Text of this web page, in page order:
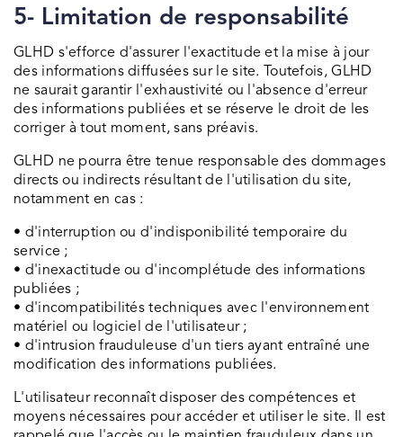
5- Limitation de responsabilité
GLHD s'efforce d'assurer l'exactitude et la mise à jour
des informations diffusées sur le site. Toutefois, GLHD
ne saurait garantir l'exhaustivité ou l'absence d'erreur
des informations publiées et se réserve le droit de les
corriger à tout moment, sans préavis.
GLHD ne pourra être tenue responsable des dommages
directs ou indirects résultant de l'utilisation du site,
notamment en cas :
• d'interruption ou d'indisponibilité temporaire du
service ;
• d'inexactitude ou d'incomplétude des informations
publiées ;
• d'incompatibilités techniques avec l'environnement
matériel ou logiciel de l'utilisateur ;
• d'intrusion frauduleuse d'un tiers ayant entraîné une
modification des informations publiées.
L'utilisateur reconnaît disposer des compétences et
moyens nécessaires pour accéder et utiliser le site. Il est